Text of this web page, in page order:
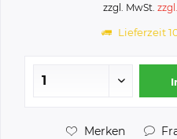
zzgl. MwSt.
Lieferzeit
Merken